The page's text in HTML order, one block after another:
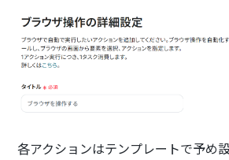
各アクションはテンプレートで予め